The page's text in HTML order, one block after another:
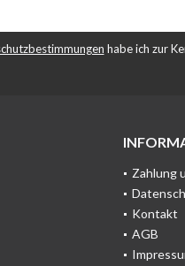
habe ich zur
Zahlung
Kontakt
AGB